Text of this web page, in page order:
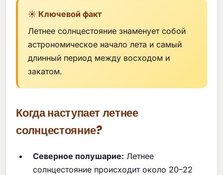
☀️ Ключевой факт
Летнее солнцестояние знаменует собой
астрономическое начало лета и самый
длинный период между восходом и
закатом.
Когда наступает летнее
солнцестояние?
Северное полушарие: Летнее
солнцестояние происходит около 20–22